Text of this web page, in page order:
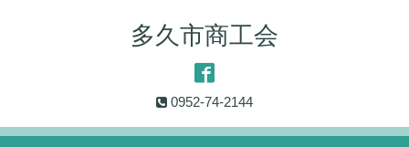
多久市商工会
0952-74-2144